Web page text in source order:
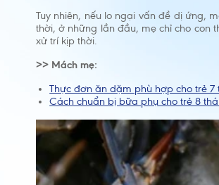
Tuy nhiên, nếu lo ngại vấn đề dị ứng,
thời, ở những lần đầu, mẹ chỉ cho con
xử trí kịp thời.
>> Mách mẹ:
Thực đơn ăn dặm phù hợp cho trẻ 7
Cách chuẩn bị bữa phụ cho trẻ 8